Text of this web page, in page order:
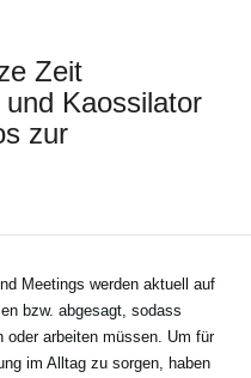
Zeit
Kaossilator
zur
Meetings werden aktuell auf
bzw. abgesagt, sodass
oder arbeiten müssen. Um für
im Alltag zu sorgen, haben